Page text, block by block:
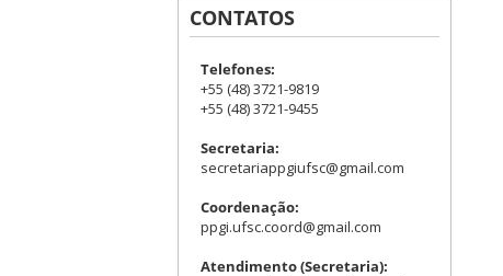
CONTATOS
Telefones:
+55 (48) 3721-9819
+55 (48) 3721-9455
Secretaria:
secretariappgiufsc@gmail.com
Coordenação:
ppgi.ufsc.coord@gmail.com
Atendimento (Secretaria):